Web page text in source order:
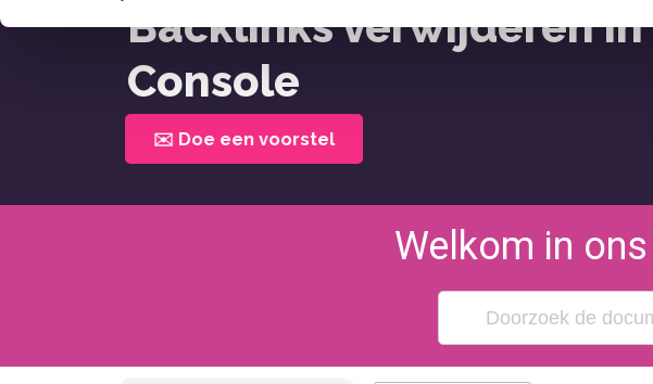
Backlinks verwijderen in
Console
✉️ Doe een voorstel
Welkom in